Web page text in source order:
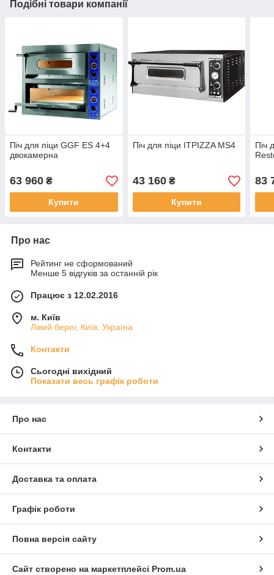
Подібні товари компанії
Піч для піци GGF ES 4+4
двокамерна
63 960 ₴
Купити
Піч для піци ITPIZZA MS4
43 160₴
Купити
Піч
83
Про нас
Рейтинг не сформований
Менше 5 відгуків за останній рік
Працює з 12.02.2016
м. Київ
Лівий берег, Київ, Україна
Контакти
Сьогодні вихідний
Показати весь графік роботи
Про нас
Контакти
Доставка та оплата
Графік роботи
Повна версія сайту
Сайт створено на маркетплейсі Prom.ua